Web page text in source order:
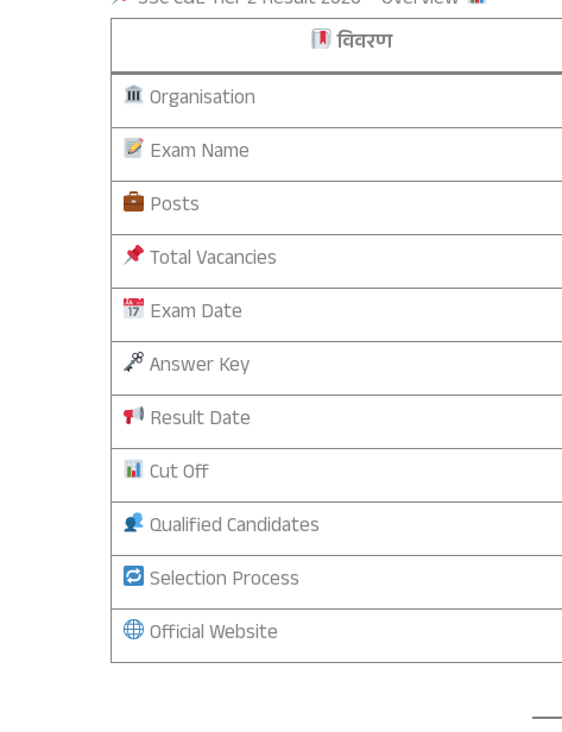
विवरण
Organisation
Exam Name
Posts
Total Vacancies
Exam Date
Answer Key
Result Date
Cut Off
Qualified Candidates
Selection Process
Official Website